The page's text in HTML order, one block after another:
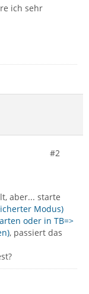
ich sehr
#2
aber... starte
Modus)
oder in TB=>
, passiert das